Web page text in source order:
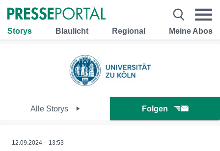
Storys Blaulicht Regional Meine Abos
Alle Storys Folgen
12.09.2024 – 13:53